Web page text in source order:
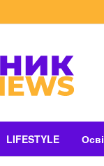
LIFESTYLE